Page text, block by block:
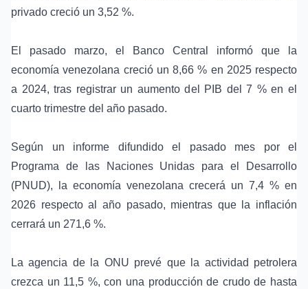
privado creció un 3,52 %.
El pasado marzo, el Banco Central informó que la
economía venezolana creció un 8,66 % en 2025 respecto
a 2024, tras registrar un aumento del PIB del 7 % en el
cuarto trimestre del año pasado.
Según un informe difundido el pasado mes por el
Programa de las Naciones Unidas para el Desarrollo
(PNUD), la economía venezolana crecerá un 7,4 % en
2026 respecto al año pasado, mientras que la inflación
cerrará un 271,6 %.
La agencia de la ONU prevé que la actividad petrolera
crezca un 11,5 %, con una producción de crudode hasta